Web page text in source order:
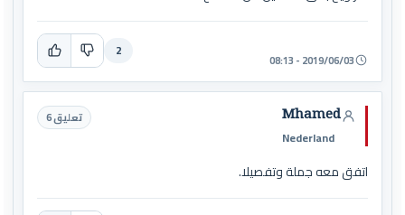
2019/06/03 - 08:13
2
Mhamed
Nederland
تعليق 6
اتفق معه جملة وتفصيلا.